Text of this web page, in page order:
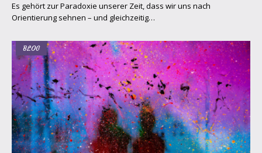
Es gehört zur Paradoxie unserer Zeit, dass wir uns nach
Orientierung sehnen – und gleichzeitig…
BLOG